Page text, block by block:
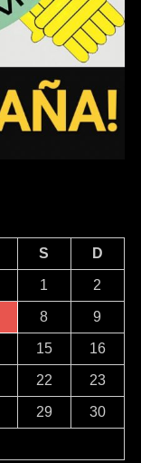
S D
1 2
8 9
15 16
22 23
29 30